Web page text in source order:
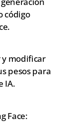
código
modificar
pesos para
IA.
Face: